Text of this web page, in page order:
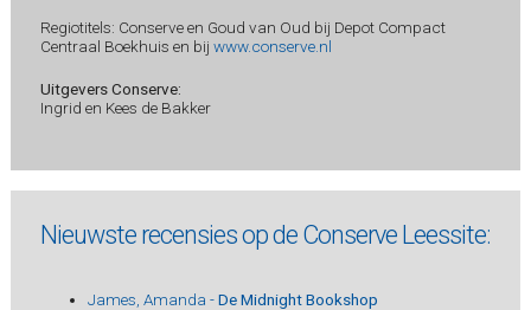
Regiotitels: Conserve en Goud van Oud bij Depot Compact
Centraal Boekhuis en bij www.conserve.nl
Uitgevers Conserve:
Ingrid en Kees de Bakker
Nieuwste recensies op de Conserve Leessite:
James, Amanda -De Midnight Bookshop